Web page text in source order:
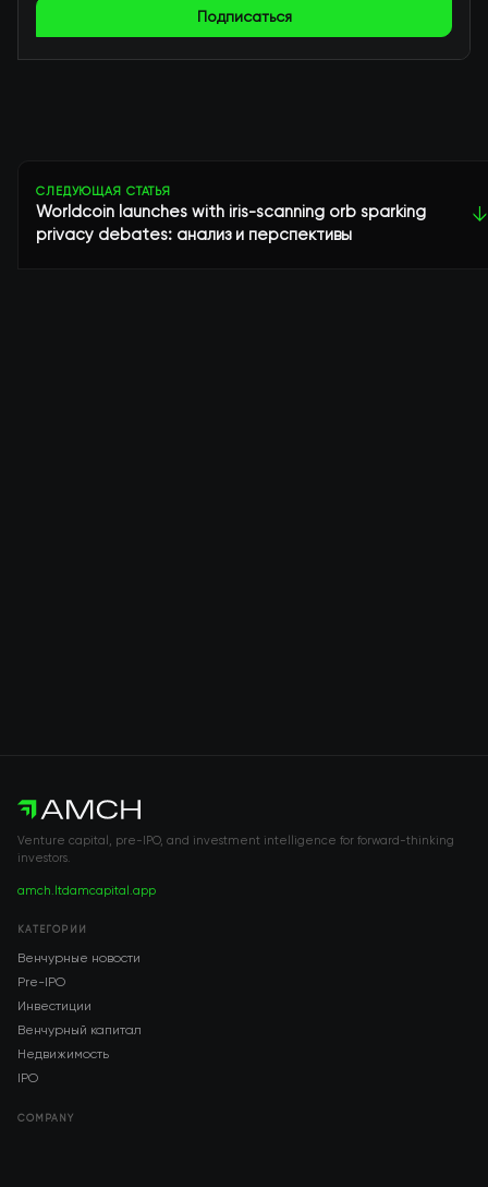
Подписаться
СЛЕДУЮЩАЯ СТАТЬЯ
Worldcoin launches with iris-scanning orb sparking
privacy debates: анализ и перспективы
↓
Venture capital, pre-IPO, and investment intelligence for forward-thinking
investors.
amch.ltdamcapital.app
КАТЕГОРИИ
Венчурные новости
Pre-IPO
Инвестиции
Венчурный капитал
Недвижимость
IPO
COMPANY